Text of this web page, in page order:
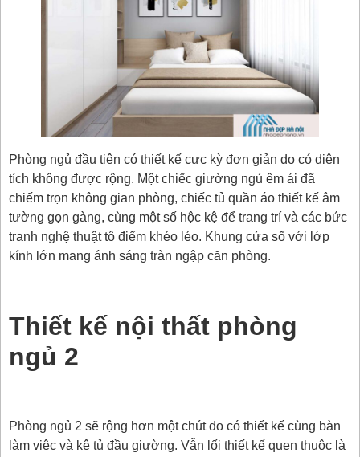
Phòng ngủ đầu tiên có thiết kế cực kỳ đơn giản do có diện
tích không được rộng. Một chiếc giường ngủ êm ái đã
chiếm trọn không gian phòng, chiếc tủ quần áo thiết kế âm
tường gọn gàng, cùng một số hộc kệ để trang trí và các bức
tranh nghệ thuật tô điểm khéo léo. Khung cửa sổ với lớp
kính lớn mang ánh sáng tràn ngập căn phòng.
Thiết kế nội thất phòng
ngủ 2
Phòng ngủ 2 sẽ rộng hơn một chút do có thiết kế cùng bàn
làm việc và kệ tủ đầu giường. Vẫn lối thiết kế quen thuộc là